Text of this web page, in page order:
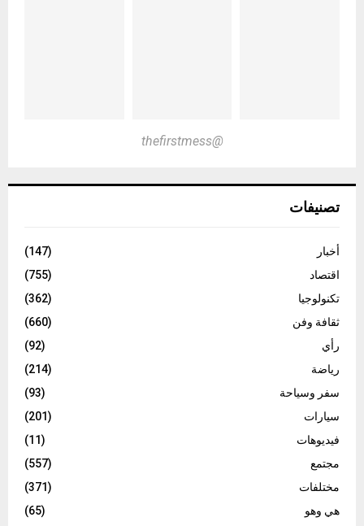
@thefirstmess
تصنيفات
أخبار
(147)
اقتصاد
(755)
تكنولوجيا
(362)
ثقافة وفن
(660)
رأي
(92)
رياضة
(214)
سفر وسياحة
(93)
سيارات
(201)
فيديوهات
(11)
مجتمع
(557)
مختلفات
(371)
هي وهو
(65)